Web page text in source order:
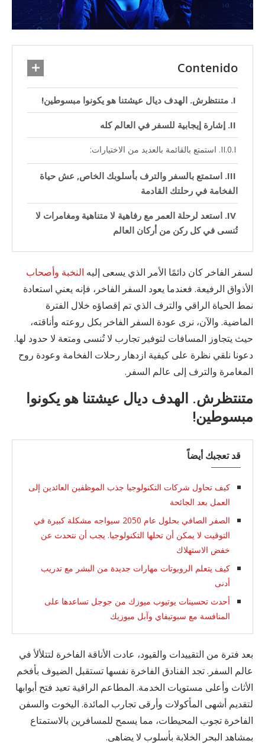
Contenido
متنتظرش. الهدف ديال عيشتنا هو يكونوا مبسوطين!
إشارة إيجابية للسفر في العالم كله
استمتع بالقائمة بالعديد من الاختيارات:
استمتع بالسفر والترف بأسلوبك الخاص, عش حياة
الفخامة في رحلتك القادمة
استعد لرحلة العمر مع رفاهية لا متناهية ومغامرات لا
تُنسى في كل ركن من أركان العالم
لسفر الفاخر كان دائمًا الأمر الذي يسعى إليه النخبة وأصحاب
الأذواق الرفيعة. فعندما يعود السفر الفاخر، فإنه يعني استعادة
نمط الحياة الراقي والترف الذي تم إقصاؤه خلال الفترة
الماضية. والآن، نرى عودة السفر الفاخر بكل روعته وأناقته،
حيث يتجاوز المسافات لتوفير تجارب لا تُنسى ومتعة لا حدود لها.
دعونا نلقي نظرة على كيفية ازدهار رحلات الفخامة وعودة روح
المغامرة والترف إلى عالم السفر.
متنتظرش. الهدف ديال عيشتنا هو يكونوا
مبسوطين!
قد تعجبك أيضاً
كيف تحاول شركات التكنولوجيا جذب الموظفين العائدين إلى
العمل بعد الجائحة
الصفر الصافي بحلول عام 2050 سيواجه مشكلة كبيرة في
التوقيت لا يمكن أن تحلها التكنولوجيا. يجب أن نتحدث عن
خفض الاستهلاك
كيف يتعلم الروبوتات مهارات جديدة من البشر مع تدريب
أدنى
أحدث تحسينات يوتيوب ميوزك من جوجل تساعدها على
المنافسة مع سبوتيفاي وآبل ميوزيك
بعد فترة من التقييدات والقيود، عادت الأناقة الفاخرة لتتلألأ في
عالم السفر. تجد الفنادق الفاخرة نفسها تستقبل الضيوف بأفخم
الأثاث وأعلى مستويات الخدمة. المطاعم الراقية تعيد فتح أبوابها
لتقديم أشهى المأكولات وأرقى تجارب المائدة. اليخوت والسفن
الفاخرة تجوب المحيطات، مما يسمح للمسافرين بالاستمتاع
بمشاهد البحر الخلابة بأسلوب لا يضاهى.